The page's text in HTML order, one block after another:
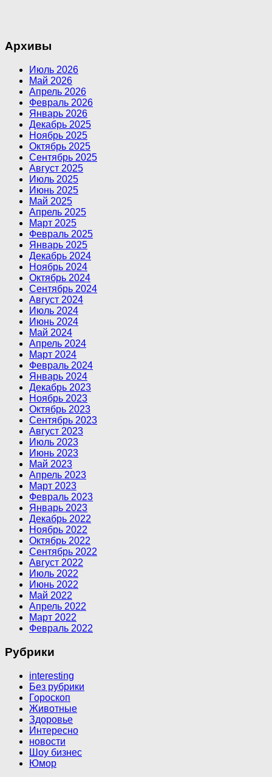
Архивы
Июль 2026
Май 2026
Апрель 2026
Февраль 2026
Январь 2026
Декабрь 2025
Ноябрь 2025
Октябрь 2025
Сентябрь 2025
Август 2025
Июль 2025
Июнь 2025
Май 2025
Апрель 2025
Март 2025
Февраль 2025
Январь 2025
Декабрь 2024
Ноябрь 2024
Октябрь 2024
Сентябрь 2024
Август 2024
Июль 2024
Июнь 2024
Май 2024
Апрель 2024
Март 2024
Февраль 2024
Январь 2024
Декабрь 2023
Ноябрь 2023
Октябрь 2023
Сентябрь 2023
Август 2023
Июль 2023
Июнь 2023
Май 2023
Апрель 2023
Март 2023
Февраль 2023
Январь 2023
Декабрь 2022
Ноябрь 2022
Октябрь 2022
Сентябрь 2022
Август 2022
Июль 2022
Июнь 2022
Май 2022
Апрель 2022
Март 2022
Февраль 2022
Рубрики
interesting
Без рубрики
Гороскоп
Животные
Здоровье
Интересно
новости
Шоу бизнес
Юмор